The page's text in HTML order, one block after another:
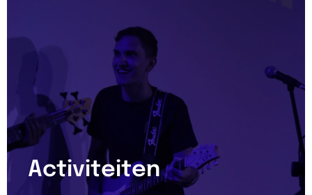
Activiteiten